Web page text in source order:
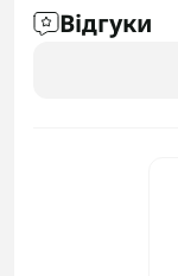
Відгуки